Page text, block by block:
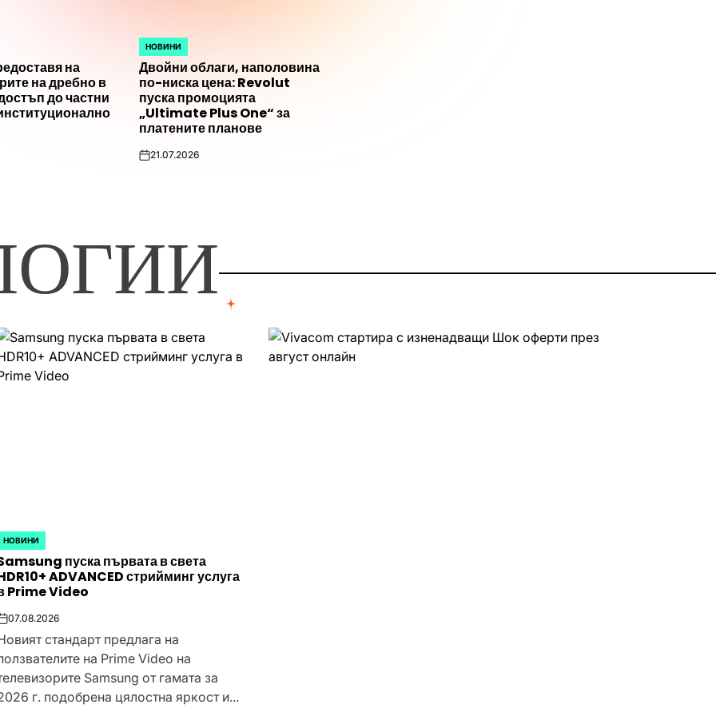
на
на дребно в
до частни
POSTED
IN
НОВИНИ
Двойни облаги, наполовина
по-ниска цена: Revolut
пуска промоцията
„Ultimate Plus One“ за
платените планове
on21.07.2026
POSTED
НОВИНИ
пуска първата в света
ADVANCED стрийминг услуга
Prime Video
07.08.2026
стандарт предлага на
на Prime Video на
Samsung от гамата за
г. подобрена цялостна яркост и...